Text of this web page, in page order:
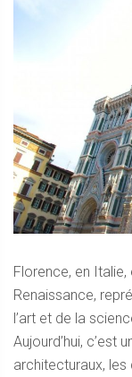
Florence, en
Renaissance,
l’art et de la
Aujourd’hui, c’est
architecturaux,